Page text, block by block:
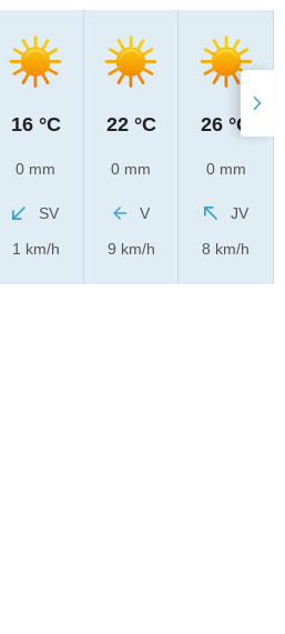
16 °C
0 mm
SV
1 km/h
22 °C
0 mm
V
9 km/h
26 °C
0 mm
JV
8 km/h